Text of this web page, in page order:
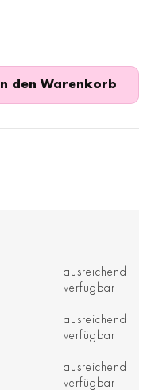
In den Warenkorb
ausreichend
verfügbar
ausreichend
verfügbar
ausreichend
verfügbar